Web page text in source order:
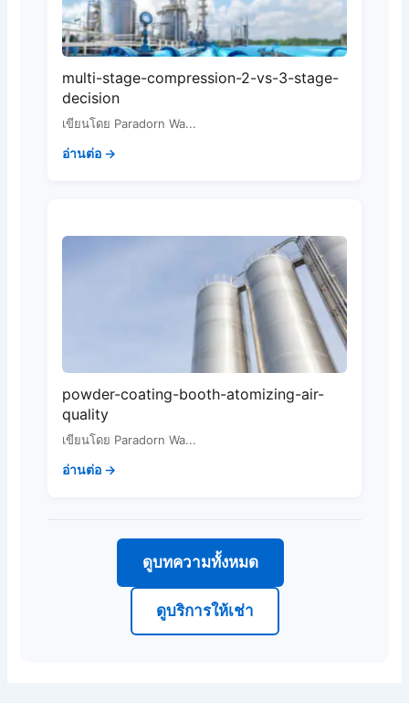
multi-stage-compression-2-vs-3-stage-
decision
เขียนโดย Paradorn Wa...
อ่านต่อ →
powder-coating-booth-atomizing-air-
quality
เขียนโดย Paradorn Wa...
อ่านต่อ →
ดูบทความทั้งหมด
ดูบริการให้เช่า